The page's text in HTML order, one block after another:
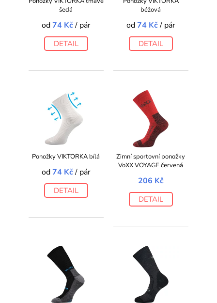
šedá
od74 Kč/ pár
DETAIL
béžová
od74 Kč/ pár
DETAIL
Ponožky VIKTORKA bílá
od74 Kč/ pár
DETAIL
Zimní sportovní ponožky
VoXX VOYAGE červená
206 Kč
DETAIL